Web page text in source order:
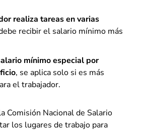
realiza tareas en varias
recibir el salario mínimo más
mínimo especial por
, se aplica solo si es más
el trabajador.
Comisión Nacional de Salario
los lugares de trabajo para